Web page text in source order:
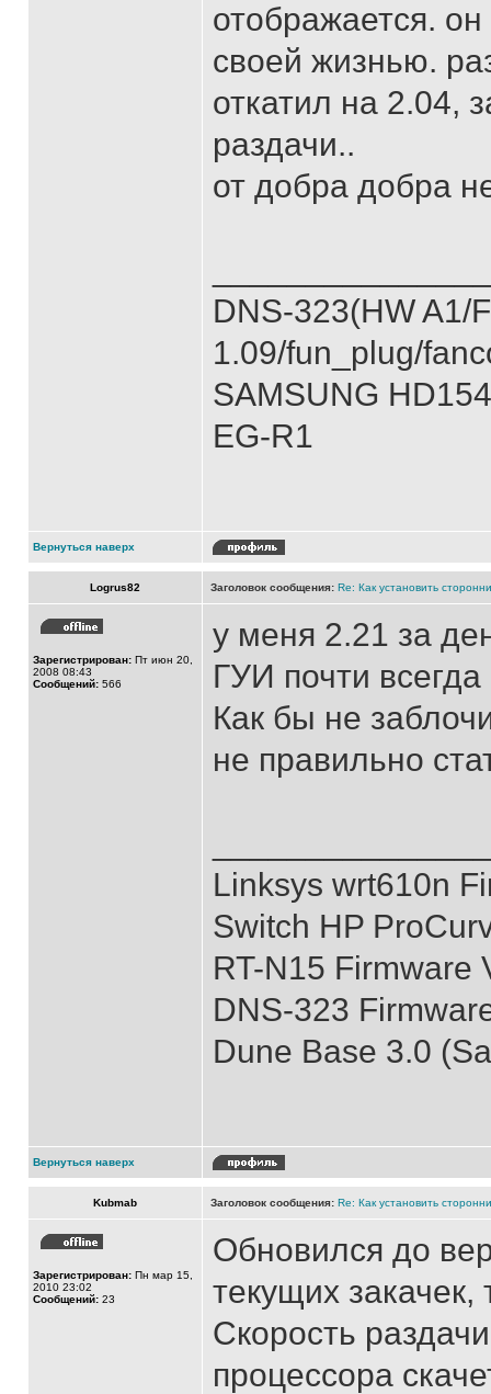
отображается.
своей жизнью.
откатил на 2.04,
раздачи..
от добра добра
DNS-323(HW A1/
1.09/fun_plug/
SAMSUNG
EG-R1
Вернуться наверх
Logrus82 Заголовок сообщения: Re: Как установить
Зарегистрирован: Пт июн 20,
2008 08:43
Сообщений: 566
у меня 2.21 за
ГУИ почти
Как бы не
не правильно
Linksys wrt610n
Switch HP
RT-N15 Firmware
DNS-323
Dune Base 3.0
Вернуться наверх
Kubmab Заголовок сообщения: Re: Как установить
Зарегистрирован: Пн мар 15,
2010 23:02
Сообщений: 23
Обновился до
текущих закачек,
Скорость
процессора